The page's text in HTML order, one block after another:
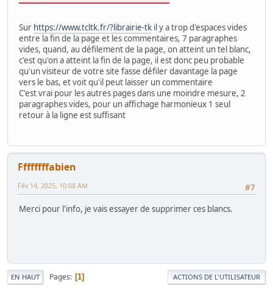
Sur https://www.tcltk.fr/?librairie-tk il y a trop d'espaces vides
entre la fin de la page et les commentaires, 7 paragraphes
vides, quand, au défilement de la page, on atteint un tel blanc,
c'est qu'on a atteint la fin de la page, il est donc peu probable
qu'un visiteur de votre site fasse défiler davantage la page
vers le bas, et voit qu'il peut laisser un commentaire
C'est vrai pour les autres pages dans une moindre mesure, 2
paragraphes vides, pour un affichage harmonieux 1 seul
retour à la ligne est suffisant
Ffffffffabien
#7
Fév 14, 2025, 10:08 AM
Merci pour l'info, je vais essayer de supprimer ces blancs.
EN HAUT Pages 1 ACTIONS DE L'UTILISATEUR